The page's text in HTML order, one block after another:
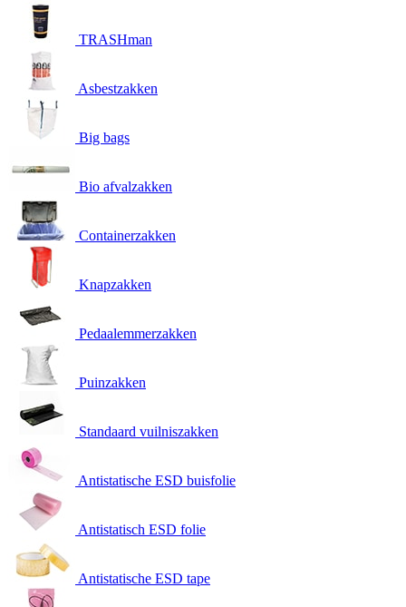
TRASHman
Asbestzakken
Big bags
Bio afvalzakken
Containerzakken
Knapzakken
Pedaalemmerzakken
Puinzakken
Standaard vuilniszakken
Antistatische ESD buisfolie
Antistatisch ESD folie
Antistatische ESD tape